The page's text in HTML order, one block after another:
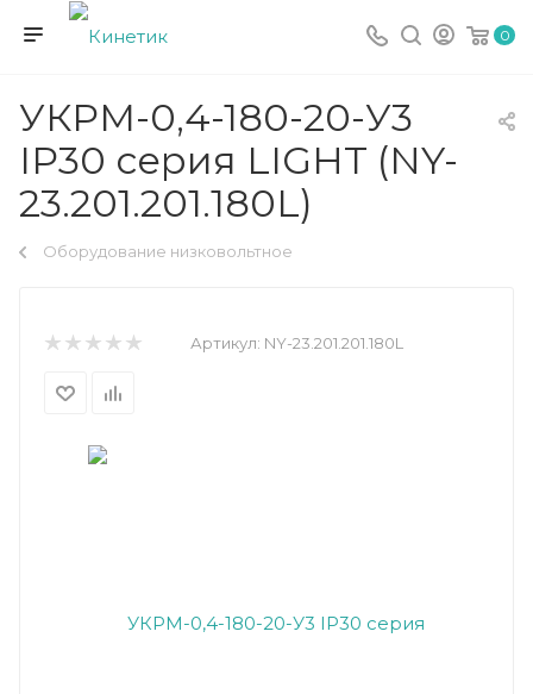
0
УКРМ-0,4-180-20-У3
IP30 серия LIGHT (NY-
23.201.201.180L)
Оборудование низковольтное
Артикул: NY-23.201.201.180L